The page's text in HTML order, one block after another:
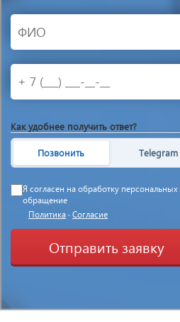
Как удобнее получить ответ?
Позвонить Telegram
Я согласен на обработку
обращение
Политика · Согласие
Отправить заявку